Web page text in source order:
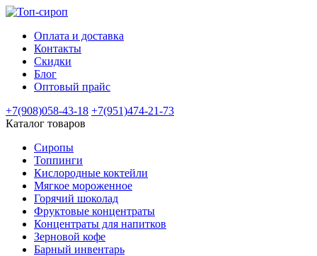
Оплата и доставка
Контакты
Скидки
Блог
Оптовый прайс
+7(908)058-43-18 +7(951)474-21-73
Каталог товаров
Сиропы
Топпинги
Кислородные коктейли
Мягкое мороженное
Горячий шоколад
Фруктовые концентраты
Концентраты для напитков
Зерновой кофе
Барный инвентарь